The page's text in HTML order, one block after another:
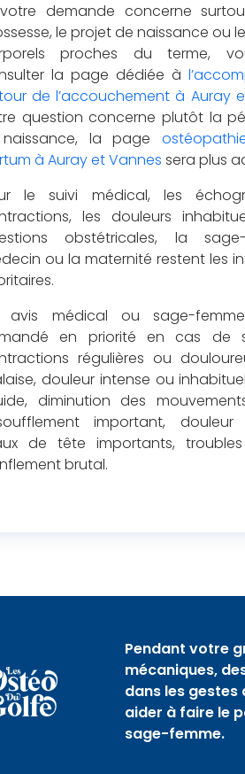
demande concerne
le projet de naissance ou
proches du terme,
la page dédiée à
de l’accouchement à Auray
question concerne plutôt la
la page
à Auray et Vannes sera plus
le suivi médical, les
les douleurs
obstétricales, la
ou la maternité restent les
avis médical ou sage-
en priorité en cas de
régulières ou
douleur intense ou
diminution des
important, douleur
de tête importants,
brutal.
Pendant votre
mécaniques,
dans les gestes
aider à faire le
sage-femme.